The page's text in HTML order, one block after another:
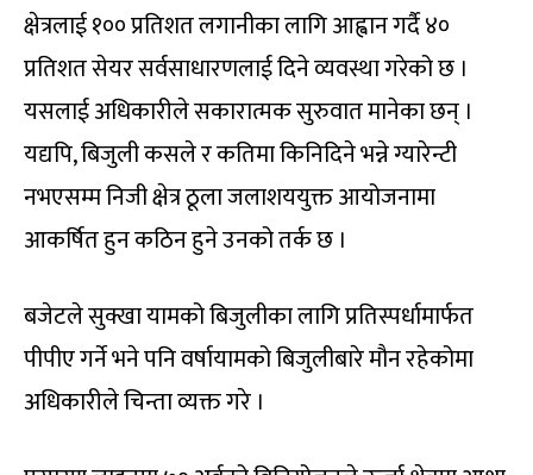
क्षेत्रलाई १०० प्रतिशत लगानीका लागि आह्वान गर्दै ४०
प्रतिशत सेयर सर्वसाधारणलाई दिने व्यवस्था गरेको छ ।
यसलाई अधिकारीले सकारात्मक सुरुवात मानेका छन् ।
यद्यपि, बिजुली कसले र कतिमा किनिदिने भन्ने ग्यारेन्टी
नभएसम्म निजी क्षेत्र ठूला जलाशययुक्त आयोजनामा
आकर्षित हुन कठिन हुने उनको तर्क छ ।
बजेटले सुक्खा यामको बिजुलीका लागि प्रतिस्पर्धामार्फत
पीपीए गर्ने भने पनि वर्षायामको बिजुलीबारे मौन रहेकोमा
अधिकारीले चिन्ता व्यक्त गरे ।